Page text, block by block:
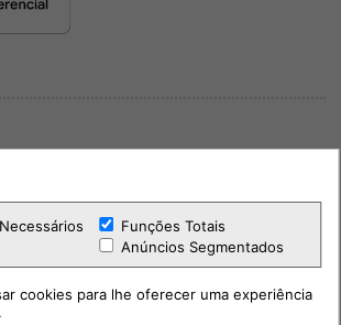
PUB Funções Totais
Anúncios Segmentados
cookies para lhe oferecer uma experiência